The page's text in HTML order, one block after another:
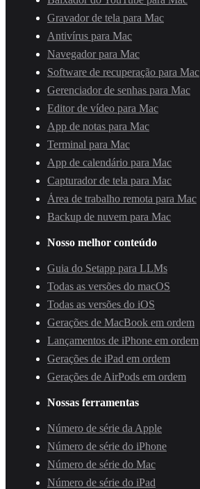
Gravador de tela para Mac
Antivírus para Mac
Navegador para Mac
Software de recuperação para Mac
Gerenciador de senhas para Mac
Editor de vídeo para Mac
App de notas para Mac
Terminal para Mac
App de calendário para Mac
Capturador de tela para Mac
Área de trabalho remota para Mac
Backup de nuvem para Mac
Nosso melhor conteúdo
Guia do Setapp para LLMs
Todas as versões do macOS
Todas as versões do iOS
Gerações de MacBook em ordem
Lançamentos de iPhone em ordem
Gerações de iPad em ordem
Gerações de AirPods em ordem
Nossas ferramentas
Número de série da Apple
Número de série do iPhone
Número de série do Mac
Número de série do iPad